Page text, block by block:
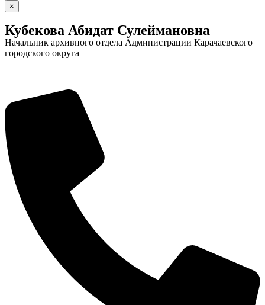
×
Кубекова Абидат Сулеймановна
Начальник архивного отдела Администрации Карачаевского
городского округа